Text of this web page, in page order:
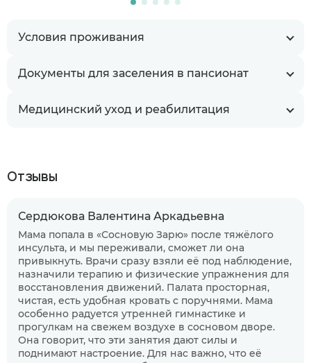
Условия проживания
Документы для заселения в пансионат
Медицинский уход и реабилитация
Отзывы
Сердюкова Валентина Аркадьевна
Мама попала в «Сосновую Зарю» после тяжёлого
инсульта, и мы переживали, сможет ли она
привыкнуть. Врачи сразу взяли её под наблюдение,
назначили терапию и физические упражнения для
восстановления движений. Палата просторная,
чистая, есть удобная кровать с поручнями. Мама
особенно радуется утренней гимнастике и
прогулкам на свежем воздухе в сосновом дворе.
Она говорит, что эти занятия дают силы и
поднимают настроение. Для нас важно, что её